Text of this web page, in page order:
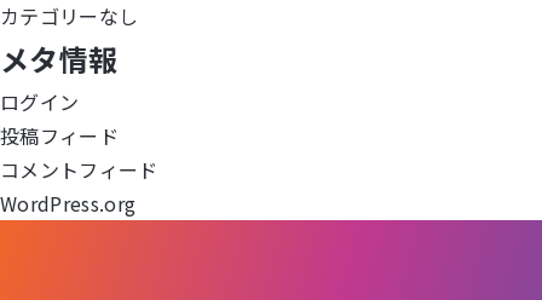
ー
シ
ョ
ン
カテゴリーなし
メタ情報
ログイン
投稿フィード
コメントフィード
WordPress.org